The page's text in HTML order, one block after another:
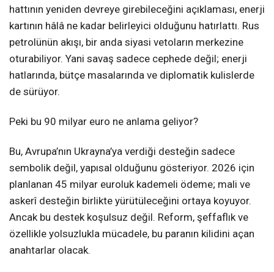
hattının yeniden devreye girebileceğini açıklaması, enerji
kartının hâlâ ne kadar belirleyici olduğunu hatırlattı. Rus
petrolünün akışı, bir anda siyasi vetoların merkezine
oturabiliyor. Yani savaş sadece cephede değil; enerji
hatlarında, bütçe masalarında ve diplomatik kulislerde
de sürüyor.
Peki bu 90 milyar euro ne anlama geliyor?
Bu, Avrupa’nın Ukrayna’ya verdiği desteğin sadece
sembolik değil, yapısal olduğunu gösteriyor. 2026 için
planlanan 45 milyar euroluk kademeli ödeme; mali ve
askerî desteğin birlikte yürütüleceğini ortaya koyuyor.
Ancak bu destek koşulsuz değil. Reform, şeffaflık ve
özellikle yolsuzlukla mücadele, bu paranın kilidini açan
anahtarlar olacak.